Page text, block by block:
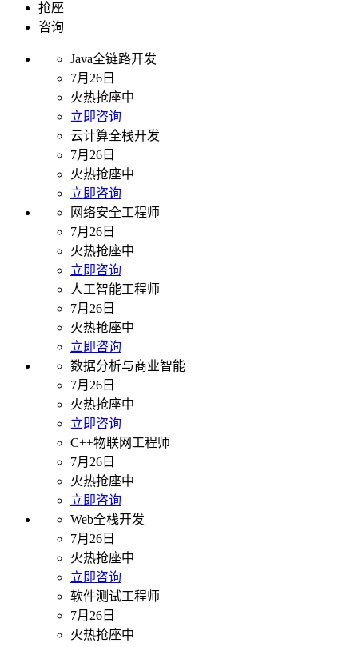
抢座
咨询
Java全链路开发
7月26日
火热抢座中
立即咨询
云计算全栈开发
7月26日
火热抢座中
立即咨询
网络安全工程师
7月26日
火热抢座中
立即咨询
人工智能工程师
7月26日
火热抢座中
立即咨询
数据分析与商业智能
7月26日
火热抢座中
立即咨询
C++物联网工程师
7月26日
火热抢座中
立即咨询
Web全栈开发
7月26日
火热抢座中
立即咨询
软件测试工程师
7月26日
火热抢座中